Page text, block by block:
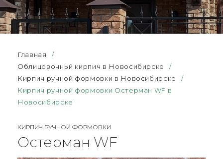
Главная
/
Облицовочный кирпич в Новосибирске
/
Кирпич ручной формовки в Новосибирске
/
Кирпич ручной формовки Остерман WF в
Новосибирске
КИРПИЧ РУЧНОЙ ФОРМОВКИ
Остерман WF